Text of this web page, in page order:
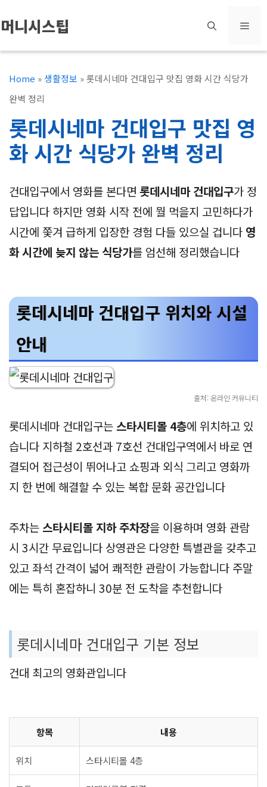
텐
츠
머니시스팁 메
Home »생활정보 »롯데시네마 건대입구 맛집 영화 시간 식당가
완벽 정리
롯데시네마 건대입구 맛집 영
화 시간 식당가 완벽 정리
건대입구에서 영화를 본다면 롯데시네마 건대입구가 정
답입니다 하지만 영화 시작 전에 뭘 먹을지 고민하다가
시간에 쫓겨 급하게 입장한 경험 다들 있으실 겁니다 영
화 시간에 늦지 않는 식당가를 엄선해 정리했습니다
롯데시네마 건대입구 위치와 시설
안내
출처: 온라인 커뮤니티
롯데시네마 건대입구는 스타시티몰 4층에 위치하고 있
습니다 지하철 2호선과 7호선 건대입구역에서 바로 연
결되어 접근성이 뛰어나고 쇼핑과 외식 그리고 영화까
지 한 번에 해결할 수 있는 복합 문화 공간입니다
주차는 스타시티몰 지하 주차장을 이용하며 영화 관람
시 3시간 무료입니다 상영관은 다양한 특별관을 갖추고
있고 좌석 간격이 넓어 쾌적한 관람이 가능합니다 주말
에는 특히 혼잡하니 30분 전 도착을 추천합니다
롯데시네마 건대입구 기본 정보
건대 최고의 영화관입니다
항목 내용
위치 스타시티몰 4층